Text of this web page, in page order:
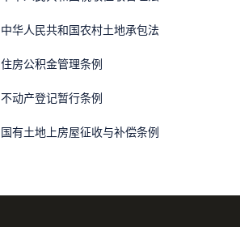
· 中华人民共和国农村土地承包法
· 住房公积金管理条例
· 不动产登记暂行条例
· 国有土地上房屋征收与补偿条例